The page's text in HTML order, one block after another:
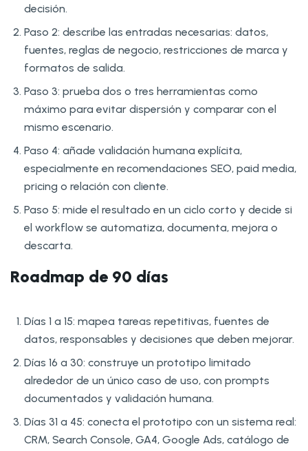
decisión.
Paso 2: describe las entradas necesarias: datos,
fuentes, reglas de negocio, restricciones de marca y
formatos de salida.
Paso 3: prueba dos o tres herramientas como
máximo para evitar dispersión y comparar con el
mismo escenario.
Paso 4: añade validación humana explícita,
especialmente en recomendaciones SEO, paid media,
pricing o relación con cliente.
Paso 5: mide el resultado en un ciclo corto y decide si
el workflow se automatiza, documenta, mejora o
descarta.
Roadmap de 90 días
Días 1 a 15: mapea tareas repetitivas, fuentes de
datos, responsables y decisiones que deben mejorar.
Días 16 a 30: construye un prototipo limitado
alrededor de un único caso de uso, con prompts
documentados y validación humana.
Días 31 a 45: conecta el prototipo con un sistema real:
CRM, Search Console, GA4, Google Ads, catálogo de